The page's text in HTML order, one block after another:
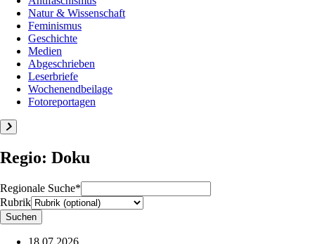
Natur & Wissenschaft
Feminismus
Geschichte
Medien
Abgeschrieben
Leserbriefe
Wochenendbeilage
Fotoreportagen
Regio: Doku
Regionale Suche*
Rubrik
18.07.2026